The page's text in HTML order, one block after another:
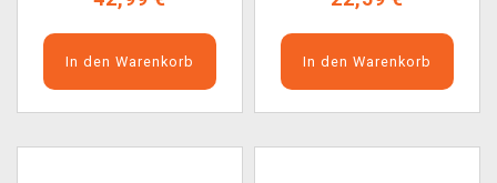
In den Warenkorb In den Warenkorb